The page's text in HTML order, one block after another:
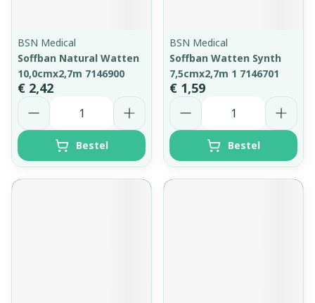
BSN Medical
Soffban Natural Watten
10,0cmx2,7m 7146900
€ 2,42
Aantal
Bestel
BSN Medical
Soffban Watten Synth
7,5cmx2,7m 1 7146701
€ 1,59
Aantal
Bestel